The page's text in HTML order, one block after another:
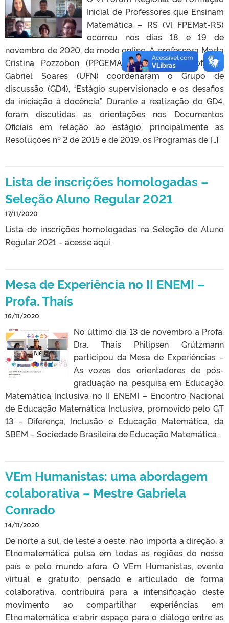
Inicial de Professores que Ensinam
Matemática – RS (VI FPEMat-RS)
ocorreu nos dias 18 e 19 de
novembro de 2020, de modo online. A professora Marta
Cristina Pozzobon (PPGEMAT/UFPel) e o professor
Gabriel Soares (UFN) coordenaram o Grupo de
discussão (GD4), “Estágio supervisionado e os desafios
da iniciação à docência”. Durante a realização do GD4,
foram discutidas as orientações nos Documentos
Oficiais em relação ao estágio, principalmente as
Resoluções nº 2 de 2015 e de 2019, os Programas de […]
Lista de inscrições homologadas –
Seleção Aluno Regular 2021
17/11/2020
Lista de inscrições homologadas na Seleção de Aluno
Regular 2021 – acesse aqui.
Mesa de Experiência no II ENEMI –
Profa. Thaís
16/11/2020
No último dia 13 de novembro a Profa.
Dra. Thaís Philipsen Grützmann
participou da Mesa de Experiências –
As vozes dos orientadores de pós-
graduação na pesquisa em Educação
Matemática Inclusiva no II ENEMI – Encontro Nacional
de Educação Matemática Inclusiva, promovido pelo GT
13 – Diferença, Inclusão e Educação Matemática, da
SBEM – Sociedade Brasileira de Educação Matemática.
VEm Humanistas: uma abordagem
colaborativa – Mestre Gabriela
Conrado
14/11/2020
De norte a sul, de leste a oeste, não importa a direção, a
Etnomatemática pulsa em todas as regiões do nosso
país e pelo mundo afora. O VEm Humanistas, evento
virtual e gratuito, pensado e articulado de forma
colaborativa, contribuirá para a intensificação deste
movimento ao compartilhar experiências em
Etnomatemática e abrir espaço para o diálogo entre as